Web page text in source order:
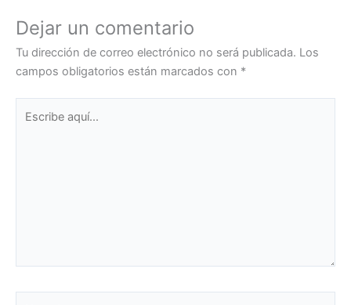
Dejar un comentario
Tu dirección de correo electrónico no será publicada. Los
campos obligatorios están marcados con *
aquí...